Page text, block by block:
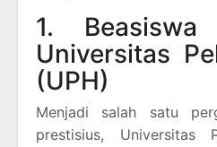
1.
Universitas
(UPH)
Menjadi salah satu
prestisius, Universitas